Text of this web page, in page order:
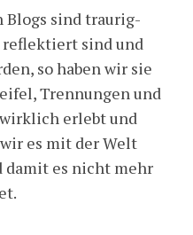
Blogs sind traurig-
reflektiert sind und
so haben wir sie
Trennungen und
wirklich erlebt und
es mit der Welt
damit es nicht mehr